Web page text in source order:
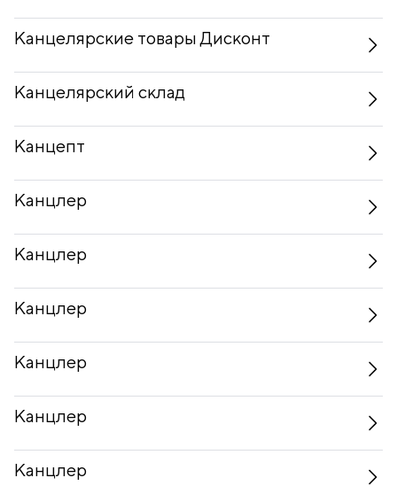
Канцелярские товары Дисконт
Канцелярский склад
Канцепт
Канцлер
Канцлер
Канцлер
Канцлер
Канцлер
Канцлер